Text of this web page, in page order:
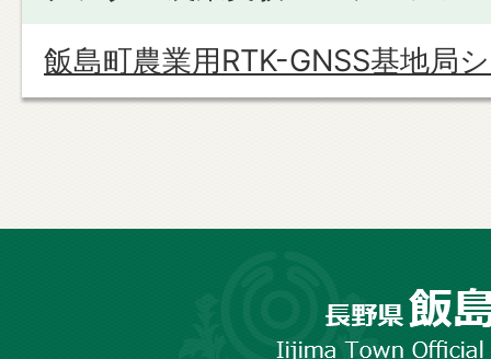
飯島町農業用RTK-GNSS基地局